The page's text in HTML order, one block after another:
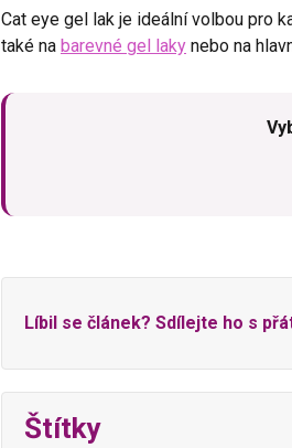
Cat eye gel lak je ideální volbou pro
také na barevné gel lakynebo na
Líbil se článek? Sdílejte ho s
Štítky